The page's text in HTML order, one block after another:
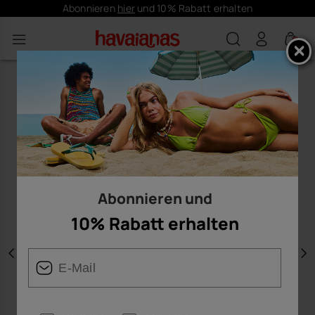
Abonnieren hierund 10% Rabatt erhalten
0
Vorherige
Abonnieren und
10% Rabatt erhalten